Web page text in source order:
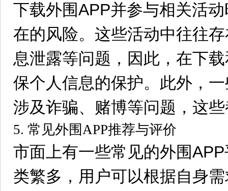
下载外围APP并参与相关活
在的风险。这些活动中往往
息泄露等问题，因此，在下
保个人信息的保护。此外，
涉及诈骗、赌博等问题，这
5. 常见外围APP推荐与评价
市面上有一些常见的外围
类繁多，用户可以根据自身